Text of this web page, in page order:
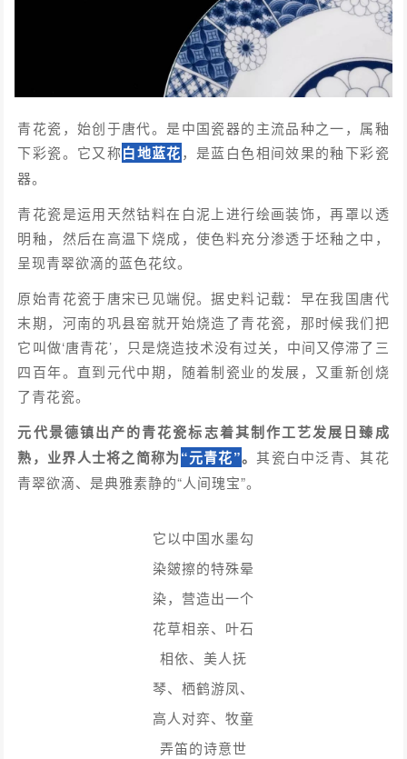
青花瓷，始创于唐代。是中国瓷器的主流品种之一，属釉
下彩瓷。它又称白地蓝花，是蓝白色相间效果的釉下彩瓷
器。
青花瓷是运用天然钴料在白泥上进行绘画装饰，再罩以透
明釉，然后在高温下烧成，使色料充分渗透于坯釉之中，
呈现青翠欲滴的蓝色花纹。
原始青花瓷于唐宋已见端倪。据史料记载：早在我国唐代
末期，河南的巩县窑就开始烧造了青花瓷，那时候我们把
它叫做‘唐青花’，只是烧造技术没有过关，中间又停滞了三
四百年。直到元代中期，随着制瓷业的发展，又重新创烧
了青花瓷。
元代景德镇出产的青花瓷标志着其制作工艺发展日臻成
熟，业界人士将之简称为“元青花”。其瓷白中泛青、其花
青翠欲滴、是典雅素静的“人间瑰宝”。
它以中国水墨勾
染皴擦的特殊晕
染，营造出一个
花草相亲、叶石
相依、美人抚
琴、栖鹤游凤、
高人对弈、牧童
弄笛的诗意世